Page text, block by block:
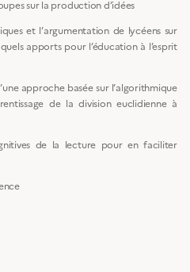
sur la production d’idées
et l’argumentation de lycéens sur
apports pour l’éducation à l’esprit
approche basée sur l’algorithmique
de la division euclidienne à
de la lecture pour en faciliter